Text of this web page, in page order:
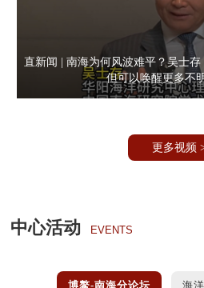
直新闻 | 南海为何风波难平？吴士存
但可以唤醒更多不
更多视频
中心活动 EVENTS
博鳌-南海分论坛 海